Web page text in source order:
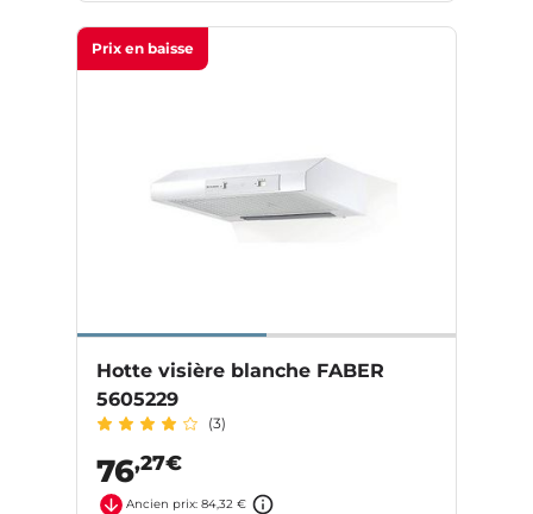
Prix en baisse
Hotte visière blanche FABER
5605229
(3)
76,27€
Ancien prix: 84,32 €